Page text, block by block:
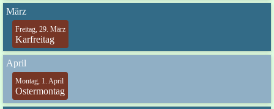
März
Freitag, 29. März
Karfreitag
April
Montag, 1. April
Ostermontag